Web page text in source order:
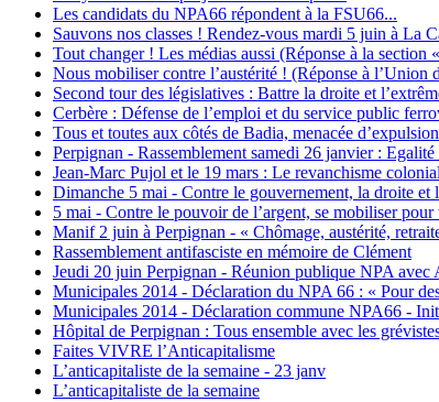
Les candidats du NPA66 répondent à la FSU66...
Sauvons nos classes ! Rendez-vous mardi 5 juin à La
Tout changer ! Les médias aussi (Réponse à la
Nous mobiliser contre l’austérité ! (Réponse à l’Union
Second tour des législatives : Battre la droite et
Cerbère : Défense de l’emploi et du service public
Tous et toutes aux côtés de Badia, menacée
Perpignan - Rassemblement samedi 26 janvier :
Jean-Marc Pujol et le 19 mars : Le revanchisme
Dimanche 5 mai - Contre le gouvernement, la droite
5 mai - Contre le pouvoir de l’argent, se mobiliser
Manif 2 juin à Perpignan - « Chômage, austérité,
Rassemblement antifasciste en mémoire de Clément
Jeudi 20 juin Perpignan - Réunion publique NPA
Municipales 2014 - Déclaration du NPA 66 : « Pour
Municipales 2014 - Déclaration commune NPA66 -
Hôpital de Perpignan : Tous ensemble avec les
Faites VIVRE l’Anticapitalisme
L’anticapitaliste de la semaine - 23 janv
L’anticapitaliste de la semaine